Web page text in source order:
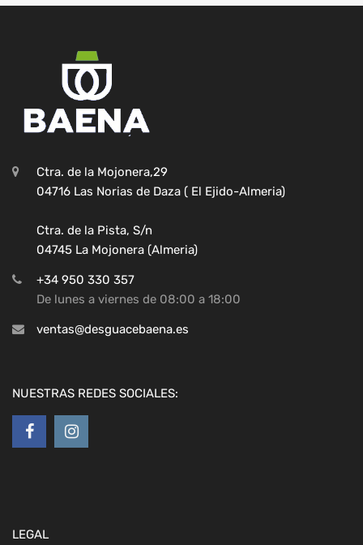
Ctra. de la Mojonera,29
04716 Las Norias de Daza ( El Ejido-Almeria)
Ctra. de la Pista, S/n
04745 La Mojonera (Almeria)
+34 950 330 357
De lunes a viernes de 08:00 a 18:00
ventas@desguacebaena.es
NUESTRAS REDES SOCIALES:
LEGAL